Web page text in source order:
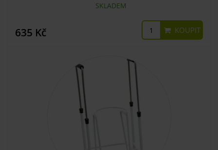
SKLADEM
635 Kč KOUPIT